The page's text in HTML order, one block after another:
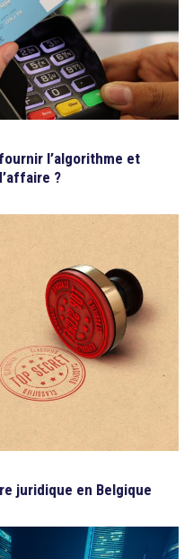
l'innovation
CONTACT
l’algorithme et
?
juridique en Belgique